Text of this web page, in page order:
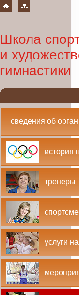
Школа
и
гимнастики
сведения об
история
тренеры
услуги